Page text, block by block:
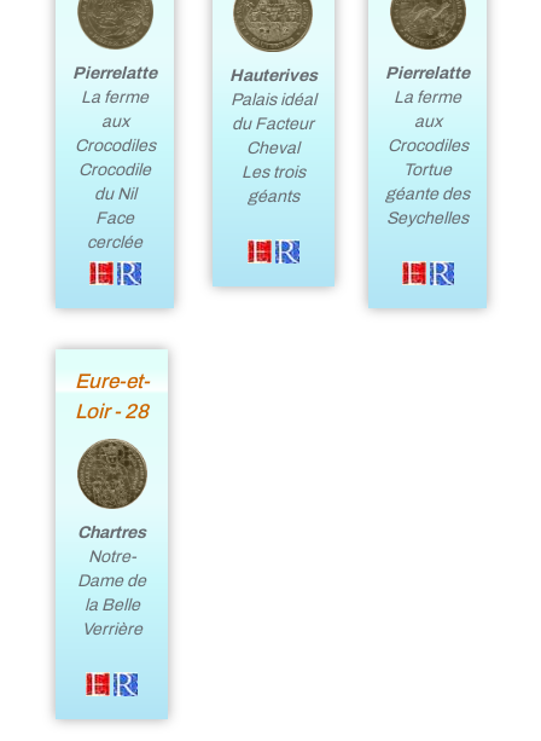
Pierrelatte
La ferme
aux
Crocodiles
Crocodile
du Nil
Face
cerclée
Hauterives
Palais idéal
du Facteur
Cheval
Les trois
géants
Pierrelatte
La ferme
aux
Crocodiles
Tortue
géante des
Seychelles
Eure-et-
Loir - 28
Chartres
Notre-
Dame de
la Belle
Verrière